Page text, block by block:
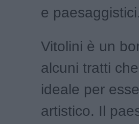
e paesaggistici.
Vitolini è un
alcuni tratti
ideale per
artistico. Il